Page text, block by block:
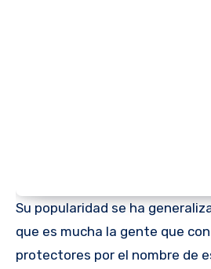
Su popularidad se ha
que es mucha la gente que
protectores por el nombre de